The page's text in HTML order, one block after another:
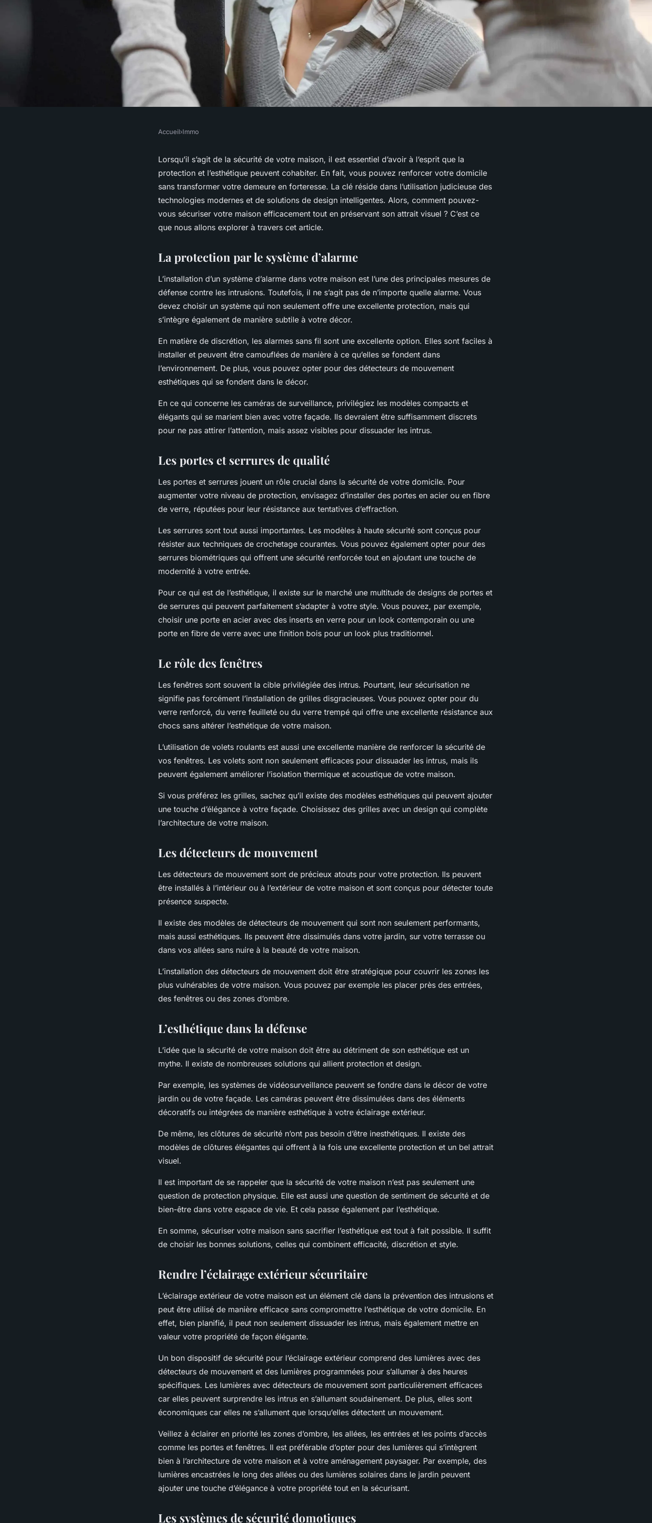
Comment sécuriser votre maison
contre les intrusions sans sacrifier
Accueil›Immo
Lorsqu’il s’agit de la sécurité de votre maison, il est essentiel d’avoir à l’esprit que la
protection et l’esthétique peuvent cohabiter. En fait, vous pouvez renforcer votre domicile
sans transformer votre demeure en forteresse. La clé réside dans l’utilisation judicieuse des
technologies modernes et de solutions de design intelligentes. Alors, comment pouvez-
vous sécuriser votre maison efficacement tout en préservant son attrait visuel ? C’est ce
que nous allons explorer à travers cet article.
La protection par le système d’alarme
L’installation d’un système d’alarme dans votre maison est l’une des principales mesures de
défense contre les intrusions. Toutefois, il ne s’agit pas de n’importe quelle alarme. Vous
devez choisir un système qui non seulement offre une excellente protection, mais qui
s’intègre également de manière subtile à votre décor.
En matière de discrétion, les alarmes sans fil sont une excellente option. Elles sont faciles à
installer et peuvent être camouflées de manière à ce qu’elles se fondent dans
l’environnement. De plus, vous pouvez opter pour des détecteurs de mouvement
esthétiques qui se fondent dans le décor.
En ce qui concerne les caméras de surveillance, privilégiez les modèles compacts et
élégants qui se marient bien avec votre façade. Ils devraient être suffisamment discrets
pour ne pas attirer l’attention, mais assez visibles pour dissuader les intrus.
Les portes et serrures de qualité
Les portes et serrures jouent un rôle crucial dans la sécurité de votre domicile. Pour
augmenter votre niveau de protection, envisagez d’installer des portes en acier ou en fibre
de verre, réputées pour leur résistance aux tentatives d’effraction.
Les serrures sont tout aussi importantes. Les modèles à haute sécurité sont conçus pour
résister aux techniques de crochetage courantes. Vous pouvez également opter pour des
serrures biométriques qui offrent une sécurité renforcée tout en ajoutant une touche de
modernité à votre entrée.
Pour ce qui est de l’esthétique, il existe sur le marché une multitude de designs de portes et
de serrures qui peuvent parfaitement s’adapter à votre style. Vous pouvez, par exemple,
choisir une porte en acier avec des inserts en verre pour un look contemporain ou une
porte en fibre de verre avec une finition bois pour un look plus traditionnel.
Le rôle des fenêtres
Les fenêtres sont souvent la cible privilégiée des intrus. Pourtant, leur sécurisation ne
signifie pas forcément l’installation de grilles disgracieuses. Vous pouvez opter pour du
verre renforcé, du verre feuilleté ou du verre trempé qui offre une excellente résistance aux
chocs sans altérer l’esthétique de votre maison.
L’utilisation de volets roulants est aussi une excellente manière de renforcer la sécurité de
vos fenêtres. Les volets sont non seulement efficaces pour dissuader les intrus, mais ils
peuvent également améliorer l’isolation thermique et acoustique de votre maison.
Si vous préférez les grilles, sachez qu’il existe des modèles esthétiques qui peuvent ajouter
une touche d’élégance à votre façade. Choisissez des grilles avec un design qui complète
l’architecture de votre maison.
Les détecteurs de mouvement
Les détecteurs de mouvement sont de précieux atouts pour votre protection. Ils peuvent
être installés à l’intérieur ou à l’extérieur de votre maison et sont conçus pour détecter toute
présence suspecte.
Il existe des modèles de détecteurs de mouvement qui sont non seulement performants,
mais aussi esthétiques. Ils peuvent être dissimulés dans votre jardin, sur votre terrasse ou
dans vos allées sans nuire à la beauté de votre maison.
L’installation des détecteurs de mouvement doit être stratégique pour couvrir les zones les
plus vulnérables de votre maison. Vous pouvez par exemple les placer près des entrées,
des fenêtres ou des zones d’ombre.
L’esthétique dans la défense
L’idée que la sécurité de votre maison doit être au détriment de son esthétique est un
mythe. Il existe de nombreuses solutions qui allient protection et design.
Par exemple, les systèmes de vidéosurveillance peuvent se fondre dans le décor de votre
jardin ou de votre façade. Les caméras peuvent être dissimulées dans des éléments
décoratifs ou intégrées de manière esthétique à votre éclairage extérieur.
De même, les clôtures de sécurité n’ont pas besoin d’être inesthétiques. Il existe des
modèles de clôtures élégantes qui offrent à la fois une excellente protection et un bel attrait
visuel.
Il est important de se rappeler que la sécurité de votre maison n’est pas seulement une
question de protection physique. Elle est aussi une question de sentiment de sécurité et de
bien-être dans votre espace de vie. Et cela passe également par l’esthétique.
En somme, sécuriser votre maison sans sacrifier l’esthétique est tout à fait possible. Il suffit
de choisir les bonnes solutions, celles qui combinent efficacité, discrétion et style.
Rendre l’éclairage extérieur sécuritaire
L’éclairage extérieur de votre maison est un élément clé dans la prévention des intrusions et
peut être utilisé de manière efficace sans compromettre l’esthétique de votre domicile. En
effet, bien planifié, il peut non seulement dissuader les intrus, mais également mettre en
valeur votre propriété de façon élégante.
Un bon dispositif de sécurité pour l’éclairage extérieur comprend des lumières avec des
détecteurs de mouvement et des lumières programmées pour s’allumer à des heures
spécifiques. Les lumières avec détecteurs de mouvement sont particulièrement efficaces
car elles peuvent surprendre les intrus en s’allumant soudainement. De plus, elles sont
économiques car elles ne s’allument que lorsqu’elles détectent un mouvement.
Veillez à éclairer en priorité les zones d’ombre, les allées, les entrées et les points d’accès
comme les portes et fenêtres. Il est préférable d’opter pour des lumières qui s’intègrent
bien à l’architecture de votre maison et à votre aménagement paysager. Par exemple, des
lumières encastrées le long des allées ou des lumières solaires dans le jardin peuvent
ajouter une touche d’élégance à votre propriété tout en la sécurisant.
Les systèmes de sécurité domotiques